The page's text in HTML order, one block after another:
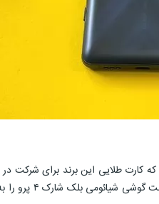
که کارت طلایی این برند برای شرکت